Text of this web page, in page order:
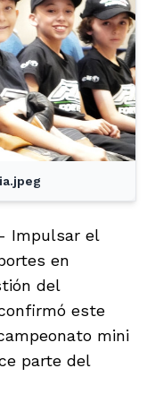
Impulsar el
en
del
este
mini
parte del